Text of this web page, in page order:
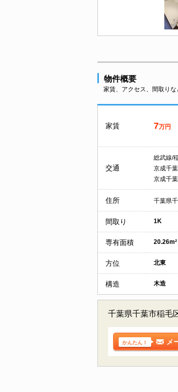
物件概要
家賃、アクセス、間取りな
家賃 7万円
交通
総武線/
京成千
京成千
住所 千葉県
間取り 1K
専有面積 20.26m²
方位 北東
構造 木造
千葉県千葉市稲毛
かんたん！ メ